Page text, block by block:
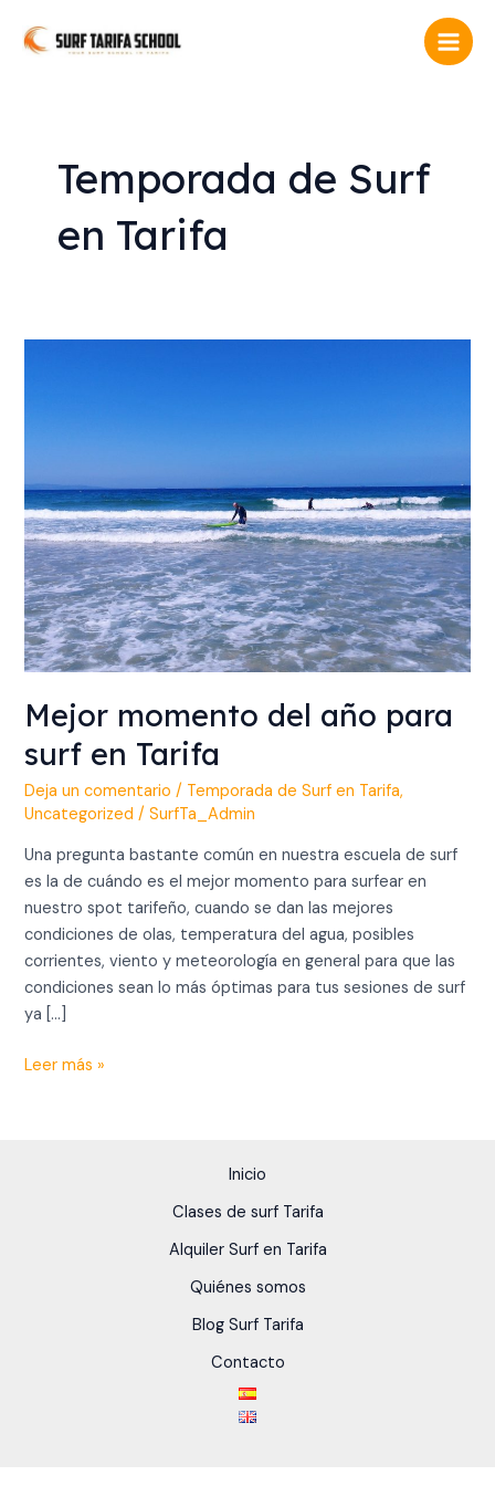
Main
Temporada de Surf
en Tarifa
Mejor momento del año para
surf en Tarifa
Deja un comentario / Temporada de Surf en Tarifa,
Uncategorized /SurfTa_Admin
Una pregunta bastante común en nuestra escuela de surf
es la de cuándo es el mejor momento para surfear en
nuestro spot tarifeño, cuando se dan las mejores
condiciones de olas, temperatura del agua, posibles
corrientes, viento y meteorología en general para que las
condiciones sean lo más óptimas para tus sesiones de surf
ya […]
surf
en
Tarifa
Leer más »
Inicio
Clases de surf Tarifa
Alquiler Surf en Tarifa
Quiénes somos
Blog Surf Tarifa
Contacto